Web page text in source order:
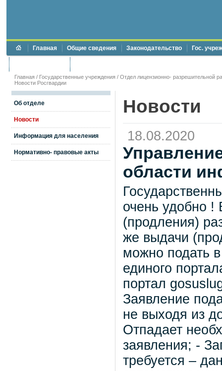
Главная Общие сведения Законодательство Гос.
Главная / Государственные учреждения / Отдел лицензионно- разрешительной
Новости Росгвардии
Об отделе
Новости
Информация для населения
Нормативно- правовые акты
Новости
18.08.2020
области
очень удобно !
(продления)
же выдачи
можно подать
единого
портал
Заявление
не выходя из
Отпадает
заявления; -
требуется –